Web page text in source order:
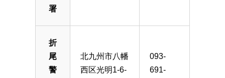
署
折
尾
警
北九州市八幡
西区光明1-6-
093-
691-